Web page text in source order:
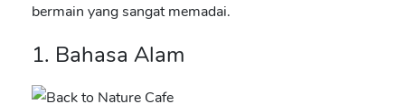
bermain yang sangat memadai.
1. Bahasa Alam